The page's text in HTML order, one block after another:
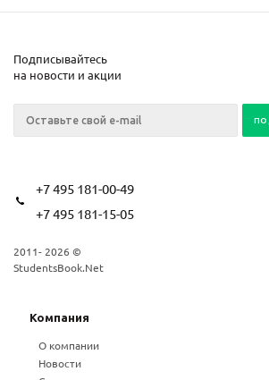
Подписывайтесь
на новости и акции
+7 495 181-00-49
+7 495 181-15-05
2011- 2026 ©
StudentsBook.Net
Компания
О компании
Новости